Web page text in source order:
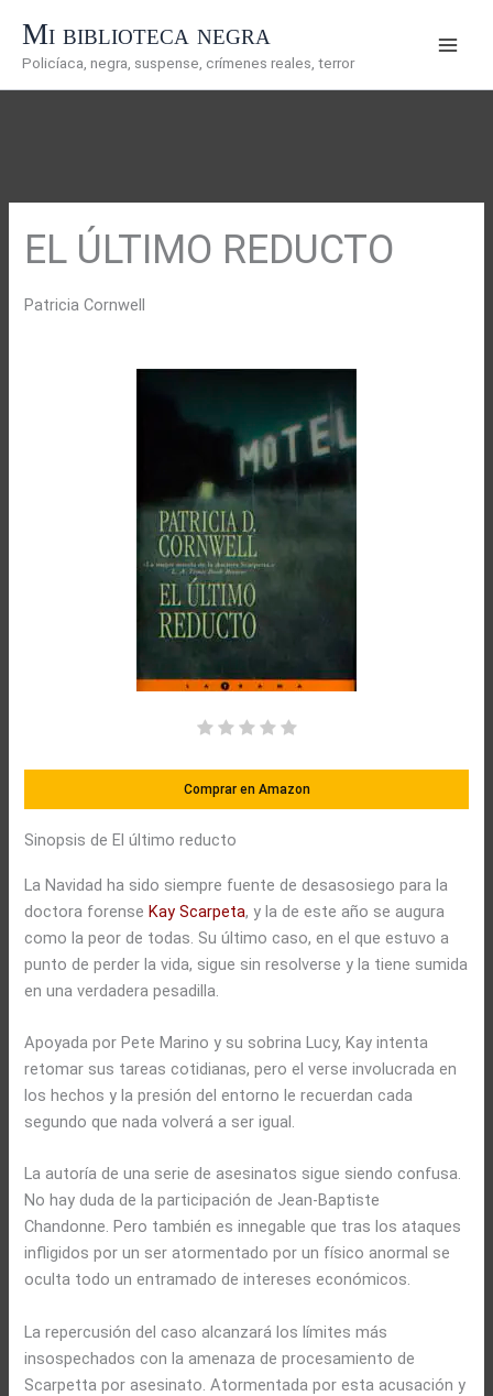
contenido
Mi biblioteca negra
Policíaca, negra, suspense, crímenes reales, terror
EL ÚLTIMO REDUCTO
Patricia Cornwell
Comprar en Amazon
Sinopsis de El último reducto
La Navidad ha sido siempre fuente de desasosiego para la
doctora forenseKay Scarpeta, y la de este año se augura
como la peor de todas. Su último caso, en el que estuvo a
punto de perder la vida, sigue sin resolverse y la tiene sumida
en una verdadera pesadilla.
Apoyada por Pete Marino y su sobrina Lucy, Kay intenta
retomar sus tareas cotidianas, pero el verse involucrada en
los hechos y la presión del entorno le recuerdan cada
segundo que nada volverá a ser igual.
La autoría de una serie de asesinatos sigue siendo confusa.
No hay duda de la participación de Jean-Baptiste
Chandonne. Pero también es innegable que tras los ataques
infligidos por un ser atormentado por un físico anormal se
oculta todo un entramado de intereses económicos.
La repercusión del caso alcanzará los límites más
insospechados con la amenaza de procesamiento de
Scarpetta por asesinato. Atormentada por esta acusación y